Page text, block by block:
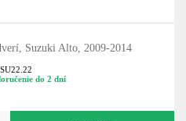
Suzuki Alto, 2009-2014
do 2 dní